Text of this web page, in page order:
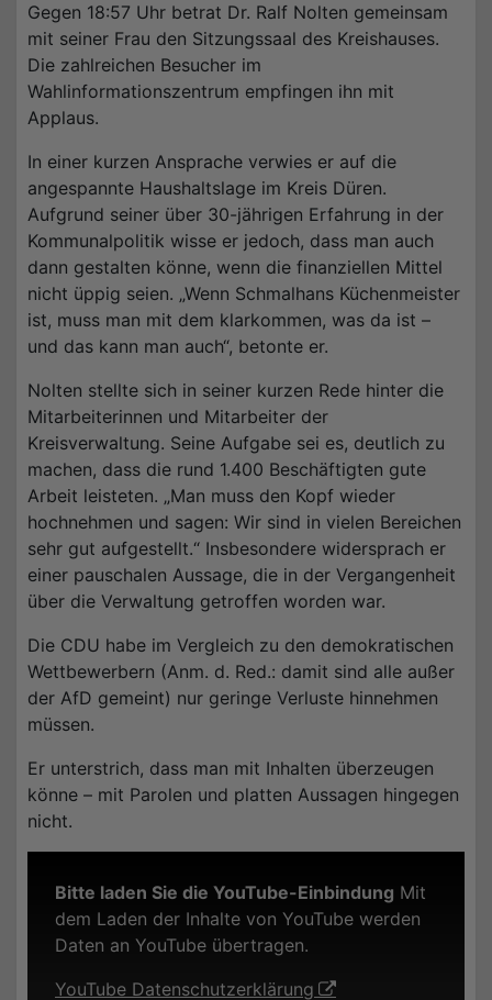
Gegen 18:57 Uhr betrat Dr. Ralf Nolten gemeinsam
mit seiner Frau den Sitzungssaal des Kreishauses.
Die zahlreichen Besucher im
Wahlinformationszentrum empfingen ihn mit
Applaus.
In einer kurzen Ansprache verwies er auf die
angespannte Haushaltslage im Kreis Düren.
Aufgrund seiner über 30-jährigen Erfahrung in der
Kommunalpolitik wisse er jedoch, dass man auch
dann gestalten könne, wenn die finanziellen Mittel
nicht üppig seien. „Wenn Schmalhans Küchenmeister
ist, muss man mit dem klarkommen, was da ist –
und das kann man auch“, betonte er.
Nolten stellte sich in seiner kurzen Rede hinter die
Mitarbeiterinnen und Mitarbeiter der
Kreisverwaltung. Seine Aufgabe sei es, deutlich zu
machen, dass die rund 1.400 Beschäftigten gute
Arbeit leisteten. „Man muss den Kopf wieder
hochnehmen und sagen: Wir sind in vielen Bereichen
sehr gut aufgestellt.“ Insbesondere widersprach er
einer pauschalen Aussage, die in der Vergangenheit
über die Verwaltung getroffen worden war.
Die CDU habe im Vergleich zu den demokratischen
Wettbewerbern (Anm. d. Red.: damit sind alle außer
der AfD gemeint) nur geringe Verluste hinnehmen
müssen.
Er unterstrich, dass man mit Inhalten überzeugen
könne – mit Parolen und platten Aussagen hingegen
nicht.
Bitte laden Sie die YouTube-Einbindung Mit
dem Laden der Inhalte von YouTube werden
Daten an YouTube übertragen.
YouTube Datenschutzerklärung